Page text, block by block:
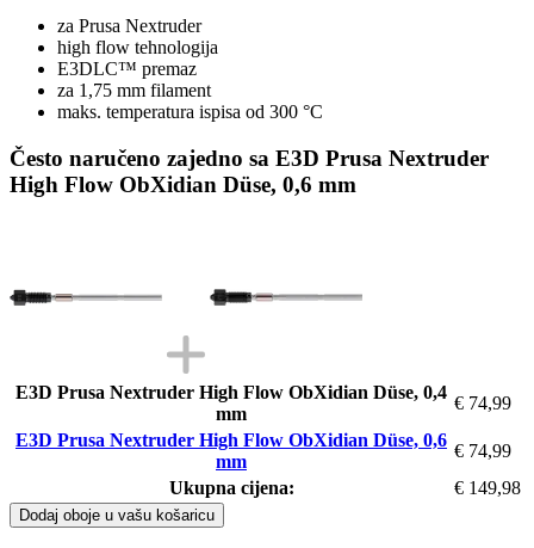
za Prusa Nextruder
high flow tehnologija
E3DLC™ premaz
za 1,75 mm filament
maks. temperatura ispisa od 300 °C
Često naručeno zajedno sa E3D Prusa Nextruder
High Flow ObXidian Düse, 0,6 mm
E3D Prusa Nextruder High Flow ObXidian Düse, 0,4
mm
€ 74,99
E3D Prusa Nextruder High Flow ObXidian Düse, 0,6
mm
€ 74,99
Ukupna cijena:
€ 149,98
Dodaj oboje u vašu košaricu